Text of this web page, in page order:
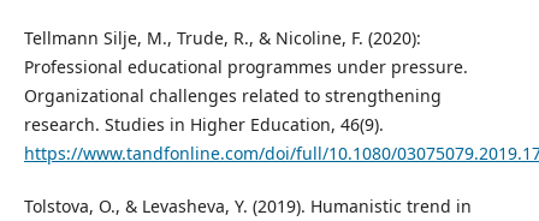
Tellmann Silje, M., Trude, R., & Nicoline, F. (2020):
Professional educational programmes under pressure.
Organizational challenges related to strengthening
research. Studies in Higher Education, 46(9).
https://www.tandfonline.com/doi/full/10.1080/
Tolstova, O., & Levasheva, Y. (2019). Humanistic trend in